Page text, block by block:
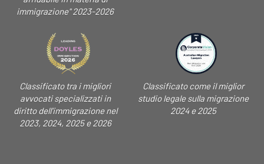
immigrazione" 2023-2026
Classificato tra i migliori
avvocati specializzati in
diritto dell'immigrazione nel
2023, 2024, 2025 e 2026
Classificato come il miglior
studio legale sulla migrazione
2024 e 2025